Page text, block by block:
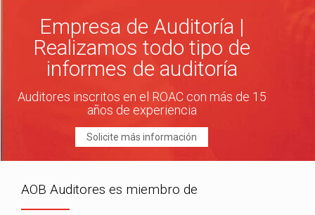
Empresa de Auditoría |
Realizamos todo tipo de
informes de auditoría
Auditores inscritos en el ROAC con más de 15
años de experiencia
Solicite más información
AOB Auditores es miembro de